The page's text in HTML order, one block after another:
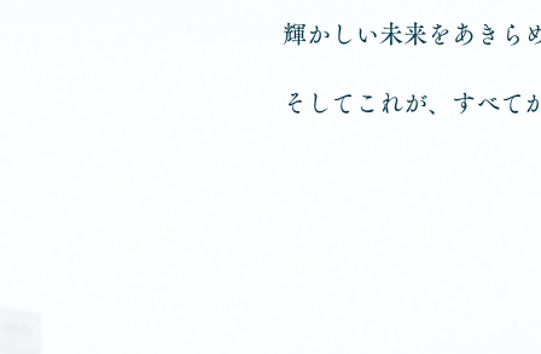
輝かしい未来をあきら
そしてこれが、すべて